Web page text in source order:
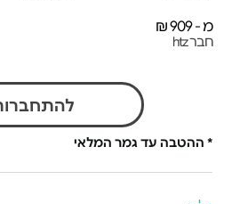
מ - 909 ₪
חבר htz
* ההטבה עד גמר המלאי